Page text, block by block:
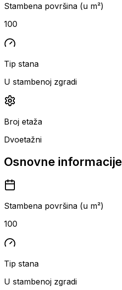
Stambena površina (u m²)
100
Tip stana
U stambenoj zgradi
Broj etaža
Dvoetažni
Osnovne informacije
Stambena površina (u m²)
100
Tip stana
U stambenoj zgradi